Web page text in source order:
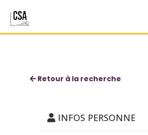
Bernard de Wasseige
Retour à la recherche
INFOS PERSONNE